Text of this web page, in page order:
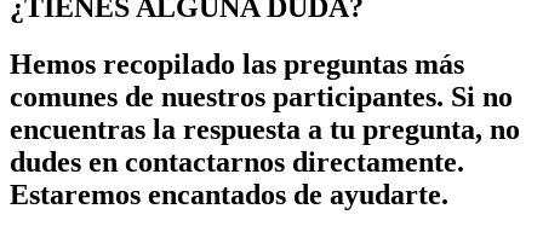
¿TIENES ALGUNA DUDA?
Hemos recopilado las preguntas más
comunes de nuestros participantes. Si no
encuentras la respuesta a tu pregunta, no
dudes en contactarnos directamente.
Estaremos encantados de ayudarte.